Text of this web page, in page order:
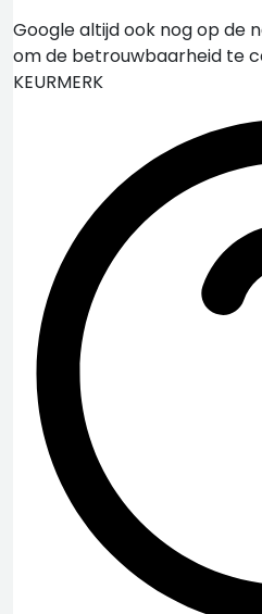
Google altijd ook nog op de
om de betrouwbaarheid te
KEURMERK